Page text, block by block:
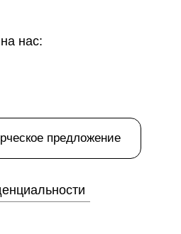
нас:
предложение